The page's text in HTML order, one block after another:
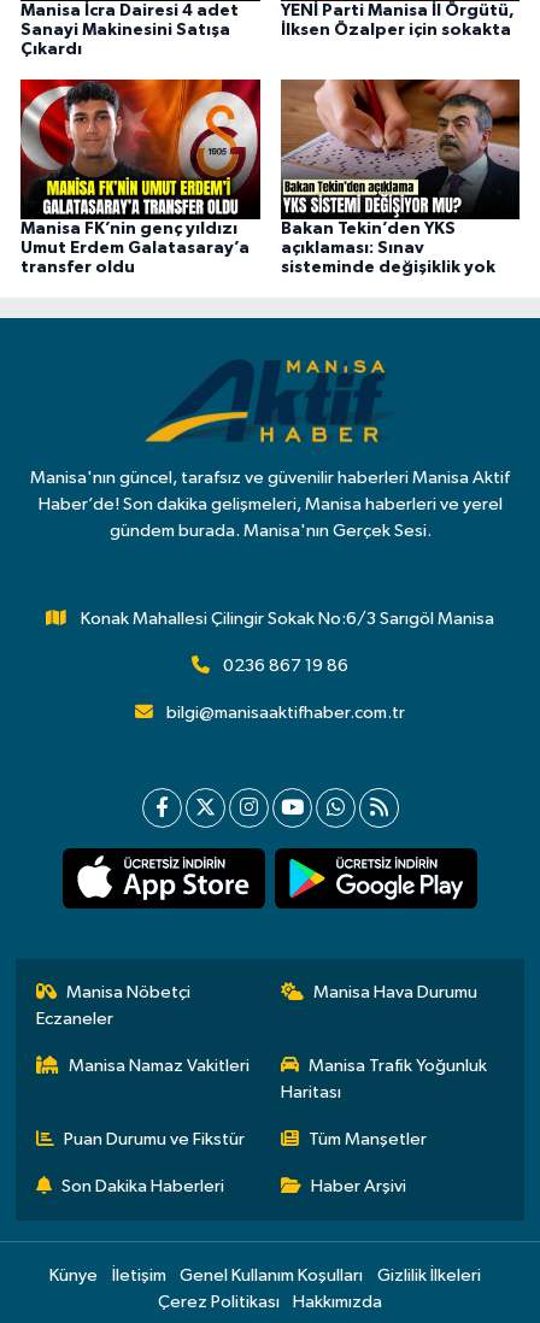
Manisa İcra Dairesi 4 adet
Sanayi Makinesini Satışa
Çıkardı
YENİ Parti Manisa İl Örgütü,
İlksen Özalper için sokakta
Manisa FK’nin genç yıldızı
Umut Erdem Galatasaray’a
transfer oldu
Bakan Tekin’den YKS
açıklaması: Sınav
sisteminde değişiklik yok
Manisa'nın güncel, tarafsız ve güvenilir haberleri Manisa Aktif
Haber’de! Son dakika gelişmeleri, Manisa haberleri ve yerel
gündem burada. Manisa'nın Gerçek Sesi.
Konak Mahallesi Çilingir Sokak No:6/3 Sarıgöl Manisa
0236 867 19 86
bilgi@manisaaktifhaber.com.tr
Manisa Nöbetçi
Eczaneler
Manisa Hava Durumu
Manisa Namaz Vakitleri
Manisa Trafik Yoğunluk
Haritası
Puan Durumu ve Fikstür Tüm Manşetler
Son Dakika Haberleri Haber Arşivi
Künye İletişim Genel Kullanım Koşulları
Gizlilik İlkeleri
Çerez Politikası
Hakkımızda